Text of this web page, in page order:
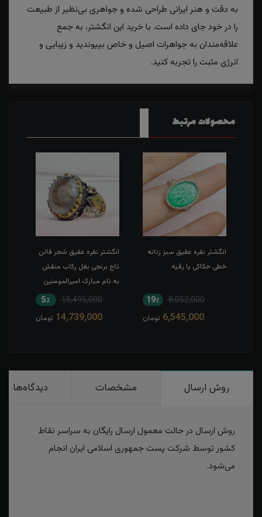
به دقت و هنر ایرانی طراحی شده و جواهری بی‌نظیر از طبیعت
را در خود جای داده است. با خرید این انگشتر، به جمع
علاقه‌مندان به جواهرات اصیل و خاص بپیوندید و زیبایی و
انرژی مثبت را تجربه کنید.
محصولات مرتبط
انگشتر نقره عقیق سبز زنانه
خطی حکاکی یا رقیه
8,052,000 19٪
6,545,000 تومان
انگشتر نقره عقیق شجر قائن
تاج برنجی بغل رکاب منقش
به نام مبارک امیرالمومنین
15,495,000 5٪
14,739,000 تومان
روش ارسال مشخصات دیدگاه‌ها
روش ارسال در حالت معمول ارسال رایگان به سراسر نقاط
کشور توسط شرکت پست جمهوری اسلامی ایران انجام
می‌شود.